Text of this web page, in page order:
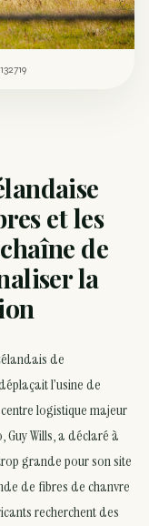
et les
de
la
de
l’usine de
logistique majeur
Guy Wills, a déclaré à
grande pour son site
de fibres de chanvre
recherchent des